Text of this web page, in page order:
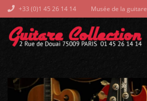
+33 (0)1 45 26 14 14 Musée de la guitare